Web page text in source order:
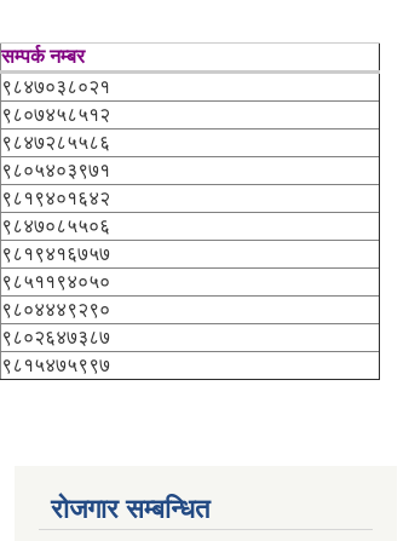
सम्पर्क नम्बर
९८४७०३८०२१
९८०७४५८५१२
९८४७२८५५८६
९८०५४०३९७१
९८१९४०१६४२
९८४७०८५५०६
९८१९४१६७५७
९८५११९४०५०
९८०४४४९२९०
९८०२६४७३८७
९८१५४७५९९७
रोजगार सम्बन्धित